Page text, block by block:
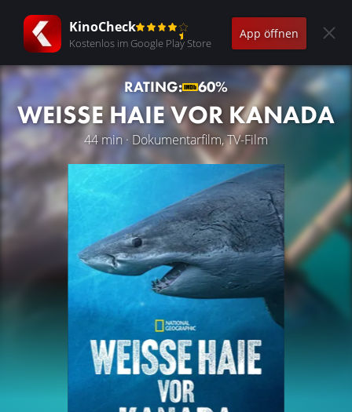
KinoCheck
Kostenlos im Google Play Store
App öffnen
RATING: 60%
WEISSE HAIE VOR KANADA
44 min · Dokumentarfilm, TV-Film